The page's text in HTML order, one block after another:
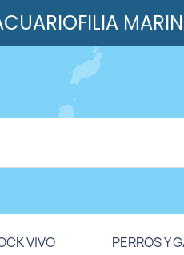
VIVO PERROS Y